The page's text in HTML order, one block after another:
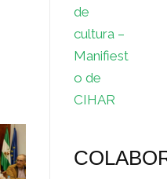
de
cultura –
Manifiest
o de
CIHAR